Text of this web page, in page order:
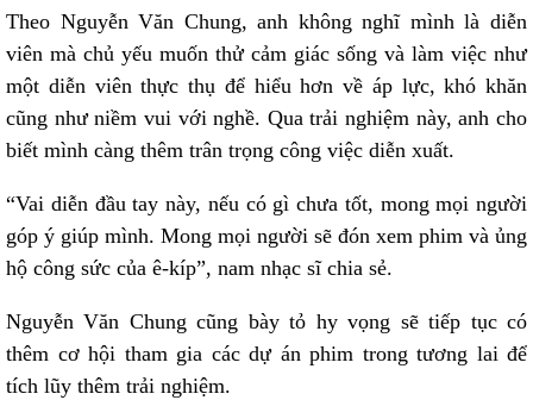
Theo Nguyễn Văn Chung, anh không nghĩ mình là diễn
viên mà chủ yếu muốn thử cảm giác sống và làm việc như
một diễn viên thực thụ để hiểu hơn về áp lực, khó khăn
cũng như niềm vui với nghề. Qua trải nghiệm này, anh cho
biết mình càng thêm trân trọng công việc diễn xuất.
“Vai diễn đầu tay này, nếu có gì chưa tốt, mong mọi người
góp ý giúp mình. Mong mọi người sẽ đón xem phim và ủng
hộ công sức của ê-kíp”, nam nhạc sĩ chia sẻ.
Nguyễn Văn Chung cũng bày tỏ hy vọng sẽ tiếp tục có
thêm cơ hội tham gia các dự án phim trong tương lai để
tích lũy thêm trải nghiệm.